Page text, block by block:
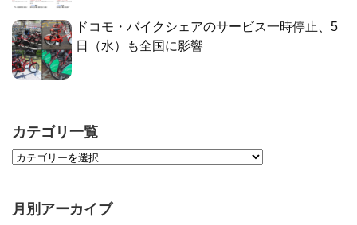
ドコモ・バイクシェアのサービス一時停止、5
日（水）も全国に影響
カテゴリ一覧
月別アーカイブ